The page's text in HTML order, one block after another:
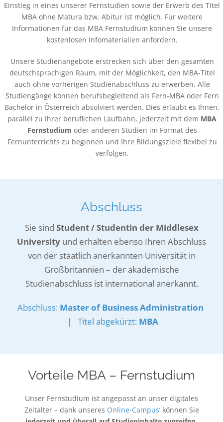
Einstieg in eines unserer Fernstudien sowie der Erwerb des Titel
MBA ohne Matura bzw. Abitur ist möglich. Für weitere
Informationen für das MBA Fernstudium können Sie unsere
kostenlosen Infomaterialien anfordern.
Unsere Studienangebote erstrecken sich über den gesamten
deutschsprachigen Raum, mit der Möglichkeit, den MBA-Titel
auch ohne vorherigen Studienabschluss zu erwerben. Alle
Studiengänge können berufsbegleitend als Fern-MBA oder Fern
Bachelor in Österreich absolviert werden. Dies erlaubt es Ihnen,
parallel zu Ihrer beruflichen Laufbahn, jederzeit mit dem MBA
Fernstudium oder anderen Studien im Format des
Fernunterrichts zu beginnen und Ihre Bildungsziele flexibel zu
verfolgen.
Abschluss
Sie sind Student / Studentin der Middlesex
University und erhalten ebenso Ihren Abschluss
von der staatlich anerkannten Universität in
Großbritannien – der akademische
Studienabschluss ist international anerkannt.
Abschluss: Master of Business Administration
| Titel abgekürzt: MBA
Vorteile MBA – Fernstudium
Unser Fernstudium ist angepasst an unser digitales
Zeitalter – dank unseres Online-Campus‘ können Sie